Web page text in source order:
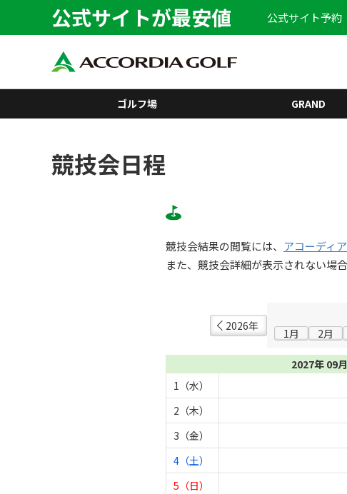
公式サイトが最安値 公式サイト予約
ゴルフ場 GRAND
競技会日程
競技会結果の閲覧には、 アコーディ
また、競技会詳細が表示されない場
2026年
1月 2月
2027年 09月
1（水）
2（木）
3（金）
4（土）
5（日）